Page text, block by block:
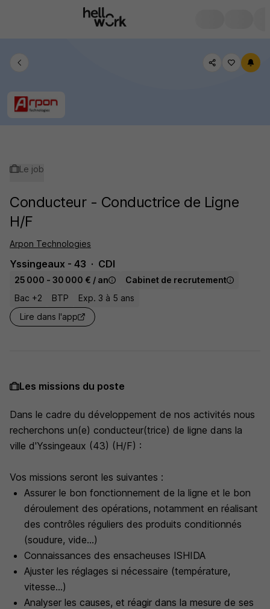
Le job
Conducteur - Conductrice de Ligne
H/F
Arpon Technologies
Yssingeaux - 43 CDI
25 000 - 30 000 € / an
Cabinet de recrutement
Bac +2
BTP
Exp. 3 à 5 ans
Lire dans l'app
Les missions du poste
Dans le cadre du développement de nos activités nous
recherchons un(e) conducteur(trice) de ligne dans la
ville d'Yssingeaux (43) (H/F) :
Vos missions seront les suivantes :
Assurer le bon fonctionnement de la ligne et le bon
déroulement des opérations, notamment en réalisant
des contrôles réguliers des produits conditionnés
(soudure, vide...)
Connaissances des ensacheuses ISHIDA
Ajuster les réglages si nécessaire (température,
vitesse...)
Analyser les causes, et réagir dans la mesure de ses